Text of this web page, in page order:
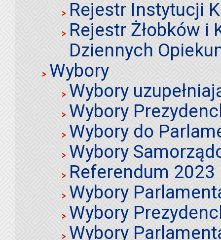
Rejestr Instytucji
Rejestr Żłobków i
Dziennych
Wybory
Wybory
Wybory
Wybory do
Wybory
Referendum 2023
Wybory
Wybory
Wybory